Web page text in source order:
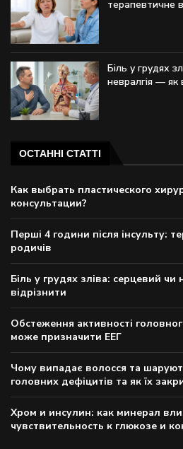
терапевтичне
Біль у грудях
невралгія — як
ОСТАННІ СТАТТІ
Как выбрать пластического
консультации?
Перші 4 години після інсульту:
родичів
Біль у грудях зліва: серцевий чи
відрізнити
Обстеження активності
може призначити ЕЕГ
Чому випадає волосся та
головних дефіцитів та як їх
Хром и инсулин: как минерал
чувствительность к глюкозе и